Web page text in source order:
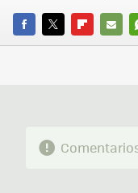
FACEBOOK
TWITTERFLIPBOARD
E-